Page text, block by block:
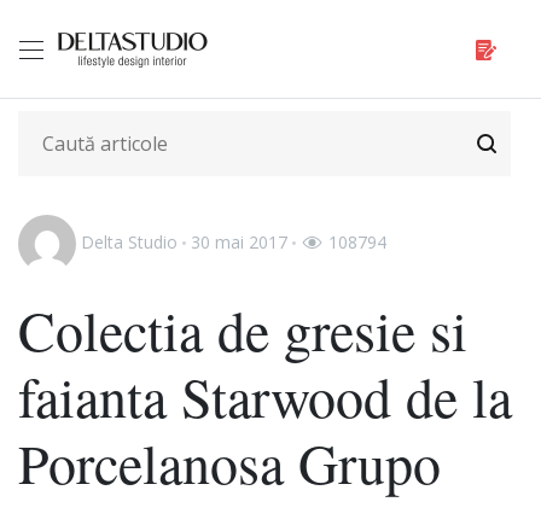
Delta Studio 30 mai 2017 108794
Colectia de gresie si
faianta Starwood de la
Porcelanosa Grupo